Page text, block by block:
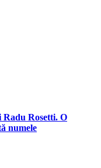
Radu Rosetti. O
numele